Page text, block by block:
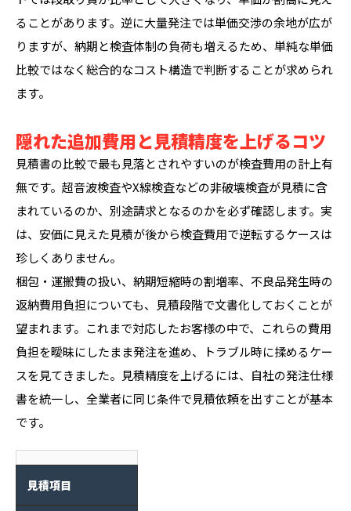
ることがあります。逆に大量発注では単価交渉の余地が広が
りますが、納期と検査体制の負荷も増えるため、単純な単価
比較ではなく総合的なコスト構造で判断することが求められ
ます。
隠れた追加費用と見積精度を上げるコツ
見積書の比較で最も見落とされやすいのが検査費用の計上有
無です。超音波検査やX線検査などの非破壊検査が見積に含
まれているのか、別途請求となるのかを必ず確認します。実
は、安価に見えた見積が後から検査費用で逆転するケースは
珍しくありません。
梱包・運搬費の扱い、納期短縮時の割増率、不良品発生時の
返納費用負担についても、見積段階で文書化しておくことが
望まれます。これまで対応したお客様の中で、これらの費用
負担を曖昧にしたまま発注を進め、トラブル時に揉めるケー
スを見てきました。見積精度を上げるには、自社の発注仕様
書を統一し、全業者に同じ条件で見積依頼を出すことが基本
です。
見積項目